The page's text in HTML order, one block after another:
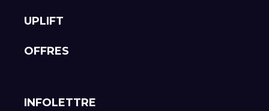
UPLIFT
OFFRES
INFOLETTRE